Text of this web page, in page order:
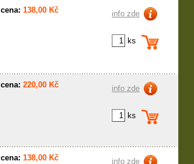
cena: 138,00 Kč info zde
ks
cena: 220,00 Kč info zde
ks
cena: 138,00 Kč info zde